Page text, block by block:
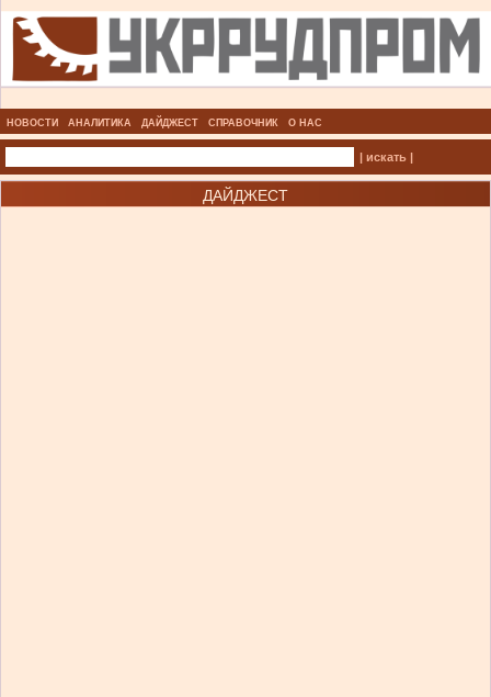
НОВОСТИ АНАЛИТИКА ДАЙДЖЕСТ СПРАВОЧНИК О НАС
| искать |
ДАЙДЖЕСТ